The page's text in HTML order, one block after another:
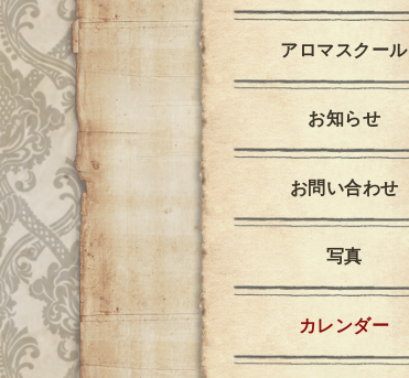
アロマスクール
お知らせ
お問い合わせ
写真
カレンダー